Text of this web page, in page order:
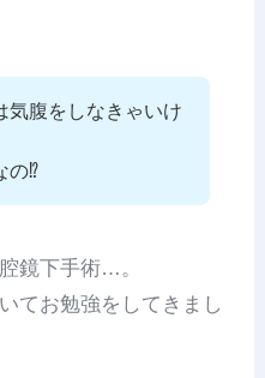
気腹をしなきゃいけ
の⁉
鏡下手術…。
てお勉強をしてきまし